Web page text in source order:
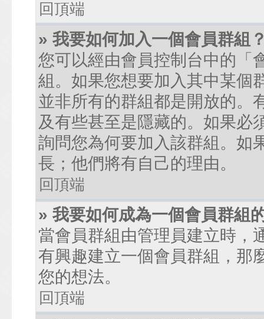
回頂端
» 我要如何加入一個會員群組
您可以經由會員控制台中的「
組。如果您想要加入其中某個
並非所有的群組都是開放的。
及有些甚至是隱藏的。如果必
詢問您為何要加入該群組。如
長；他們將有自己的理由。
回頂端
» 我要如何成為一個會員群組
當會員群組由管理員建立時，
有興趣建立一個會員群組，那
您的想法。
回頂端